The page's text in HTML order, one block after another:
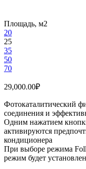
Площадь, м2
20
25
35
50
70
29,000.00₽
Фотокаталитический
соединения и
Одним нажатием
активируются
кондиционера
При выборе режима
режим будет